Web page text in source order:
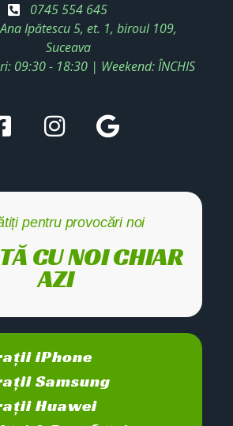
0745 554 645
Ipătescu 5, et. 1, biroul 109,
Suceava
09:30 - 18:30 | Weekend: ÎNCHIS
pentru provocări noi
CU NOI CHIAR
AZI
iPhone
Samsung
Huawei